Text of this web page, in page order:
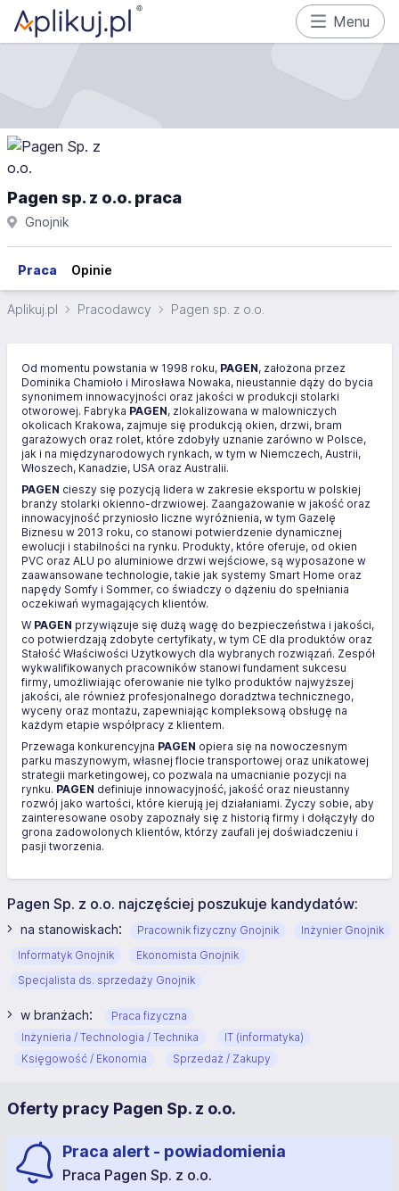
Menu
Pagen sp. z o.o. praca
Gnojnik
Praca Opinie
Aplikuj.pl Pracodawcy Pagen sp. z o.o.
Od momentu powstania w 1998 roku, PAGEN, założona przez
Dominika Chamioło i Mirosława Nowaka, nieustannie dąży do bycia
synonimem innowacyjności oraz jakości w produkcji stolarki
otworowej. Fabryka PAGEN, zlokalizowana w malowniczych
okolicach Krakowa, zajmuje się produkcją okien, drzwi, bram
garażowych oraz rolet, które zdobyły uznanie zarówno w Polsce,
jak i na międzynarodowych rynkach, w tym w Niemczech, Austrii,
Włoszech, Kanadzie, USA oraz Australii.
PAGEN cieszy się pozycją lidera w zakresie eksportu w polskiej
branży stolarki okienno-drzwiowej. Zaangażowanie w jakość oraz
innowacyjność przyniosło liczne wyróżnienia, w tym Gazelę
Biznesu w 2013 roku, co stanowi potwierdzenie dynamicznej
ewolucji i stabilności na rynku. Produkty, które oferuje, od okien
PVC oraz ALU po aluminiowe drzwi wejściowe, są wyposażone w
zaawansowane technologie, takie jak systemy Smart Home oraz
napędy Somfy i Sommer, co świadczy o dążeniu do spełniania
oczekiwań wymagających klientów.
W PAGEN przywiązuje się dużą wagę do bezpieczeństwa i jakości,
co potwierdzają zdobyte certyfikaty, w tym CE dla produktów oraz
Stałość Właściwości Użytkowych dla wybranych rozwiązań. Zespół
wykwalifikowanych pracowników stanowi fundament sukcesu
firmy, umożliwiając oferowanie nie tylko produktów najwyższej
jakości, ale również profesjonalnego doradztwa technicznego,
wyceny oraz montażu, zapewniając kompleksową obsługę na
każdym etapie współpracy z klientem.
Przewaga konkurencyjna PAGEN opiera się na nowoczesnym
parku maszynowym, własnej flocie transportowej oraz unikatowej
strategii marketingowej, co pozwala na umacnianie pozycji na
rynku. PAGEN definiuje innowacyjność, jakość oraz nieustanny
rozwój jako wartości, które kierują jej działaniami. Życzy sobie, aby
zainteresowane osoby zapoznały się z historią firmy i dołączyły do
grona zadowolonych klientów, którzy zaufali jej doświadczeniu i
pasji tworzenia.
Pagen Sp. z o.o. najczęściej poszukuje kandydatów:
na stanowiskach: Pracownik fizyczny Gnojnik
Inżynier Gnojnik
Informatyk Gnojnik
Ekonomista Gnojnik
Specjalista ds. sprzedaży Gnojnik
w branżach:
Praca fizyczna
Inżynieria / Technologia / Technika
IT (informatyka)
Księgowość / Ekonomia
Sprzedaż / Zakupy
Oferty pracy Pagen Sp. z o.o.
Praca alert - powiadomienia
Praca Pagen Sp. z o.o.